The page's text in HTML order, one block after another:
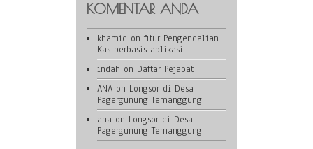
KOMENTAR ANDA
khamid on fitur Pengendalian
Kas berbasis aplikasi
indah on Daftar Pejabat
ANA on Longsor di Desa
Pagergunung Temanggung
ana on Longsor di Desa
Pagergunung Temanggung